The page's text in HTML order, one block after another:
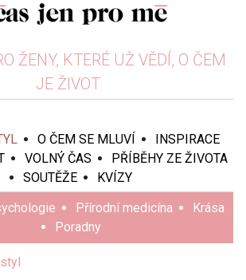
ŽENY, KTERÉ UŽ VĚDÍ, O ČEM
JE ŽIVOT
O ČEM SE MLUVÍ
INSPIRACE
VOLNÝ ČAS
PŘÍBĚHY ZE ŽIVOTA
SOUTĚŽE
KVÍZY
Přírodní medicína
Krása
Poradny